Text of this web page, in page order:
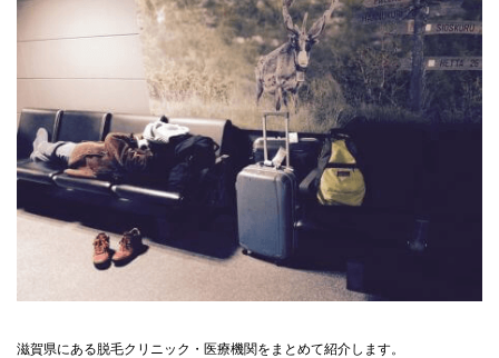
滋賀県にある脱毛クリニック・医療機関をまとめて紹介します。